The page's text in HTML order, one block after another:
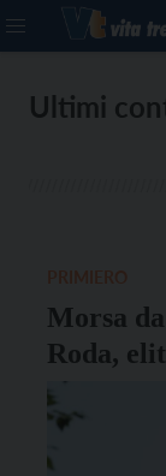
Ultimi
Morsa
Roda,
Chiara